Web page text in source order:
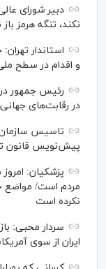
دبیر شورای
نکند، تنگه هرمز
استاندار
و اقدام در سطح
رئیس جمهور
در رقابت‌های
تاسیس سازمان
پیش‌نویس قانون
پزشکیان:
مردم است/ مواضع
نکرده است
سردار محبی:
ایران از سوی